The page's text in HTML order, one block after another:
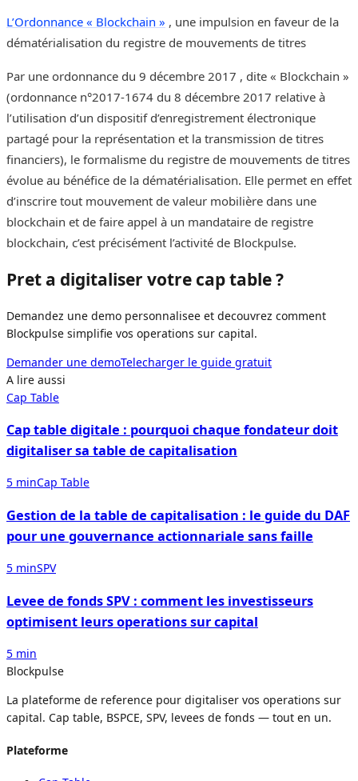
L’Ordonnance « Blockchain » , une impulsion en faveur de la
dématérialisation du registre de mouvements de titres
Par une ordonnance du 9 décembre 2017 , dite « Blockchain »
(ordonnance n°2017-1674 du 8 décembre 2017 relative à
l’utilisation d’un dispositif d’enregistrement électronique
partagé pour la représentation et la transmission de titres
financiers), le formalisme du registre de mouvements de titres
évolue au bénéfice de la dématérialisation. Elle permet en effet
d’inscrire tout mouvement de valeur mobilière dans une
blockchain et de faire appel à un mandataire de registre
blockchain, c’est précisément l’activité de Blockpulse.
Pret a digitaliser votre cap table ?
Demandez une demo personnalisee et decouvrez comment
Blockpulse simplifie vos operations sur capital.
Demander une demo
Demander une demoTelecharger le guide gratuit
A lire aussi
Cap Table
Cap table digitale : pourquoi chaque fondateur doit
digitaliser sa table de capitalisation
5 minCap Table
Gestion de la table de capitalisation : le guide du DAF
pour une gouvernance actionnariale sans faille
5 minSPV
Levee de fonds SPV : comment les investisseurs
optimisent leurs operations sur capital
5 min
Blockpulse
La plateforme de reference pour digitaliser vos operations sur
capital. Cap table, BSPCE, SPV, levees de fonds — tout en un.
Plateforme